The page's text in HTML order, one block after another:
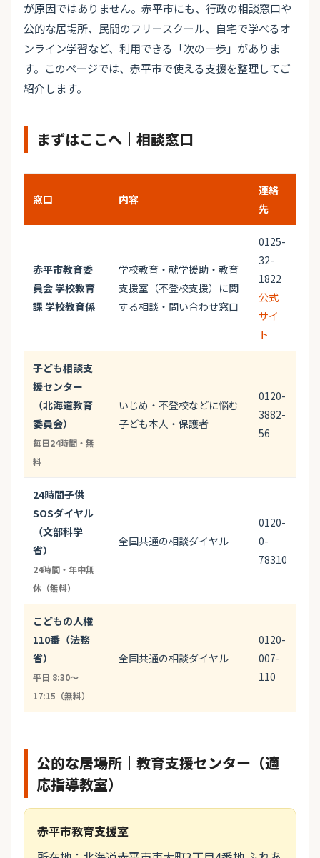
が原因ではありません。赤平市にも、行政の相談窓口や
公的な居場所、民間のフリースクール、自宅で学べるオ
ンライン学習など、利用できる「次の一歩」がありま
す。このページでは、赤平市で使える支援を整理してご
紹介します。
まずはここへ｜相談窓口
窓口 内容
連絡
先
赤平市教育委
員会 学校教育
課 学校教育係
学校教育・就学援助・教育
支援室（不登校支援）に関
する相談・問い合わせ窓口
0125-
32-
1822
公式
サイ
ト
子ども相談支
援センター
（北海道教育
委員会）
毎日24時間・無
料
いじめ・不登校などに悩む
子ども本人・保護者
0120-
3882-
56
24時間子供
SOSダイヤル
（文部科学
省）
24時間・年中無
休（無料）
全国共通の相談ダイヤル
0120-
0-
78310
こどもの人権
110番（法務
省）
平日 8:30〜
17:15（無料）
全国共通の相談ダイヤル
0120-
007-
110
公的な居場所｜教育支援センター（適
応指導教室）
赤平市教育支援室